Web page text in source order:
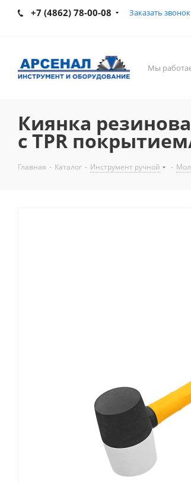
+7 (4862) 78-00-08 Заказать звонок
Мы
Киянка
c TPR
Главная - Каталог - Инструмент ручной -